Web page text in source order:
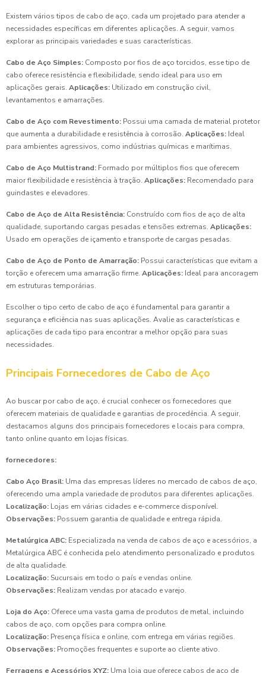
Existem vários tipos de cabo de aço, cada um projetado para atender a
necessidades específicas em diferentes aplicações. A seguir, vamos
explorar as principais variedades e suas características.
Cabo de Aço Simples: Composto por fios de aço torcidos, esse tipo de
cabo oferece resistência e flexibilidade, sendo ideal para uso em
aplicações gerais. Aplicações: Utilizado em construção civil,
levantamentos e amarrações.
Cabo de Aço com Revestimento: Possui uma camada de material protetor
que aumenta a durabilidade e resistência à corrosão. Aplicações: Ideal
para ambientes agressivos, como indústrias químicas e marítimas.
Cabo de Aço Multistrand: Formado por múltiplos fios que oferecem
maior flexibilidade e resistência à tração. Aplicações: Recomendado para
guindastes e elevadores.
Cabo de Aço de Alta Resistência: Construído com fios de aço de alta
qualidade, suportando cargas pesadas e tensões extremas. Aplicações:
Usado em operações de içamento e transporte de cargas pesadas.
Cabo de Aço de Ponto de Amarração: Possui características que evitam a
torção e oferecem uma amarração firme. Aplicações: Ideal para ancoragem
em estruturas temporárias.
Escolher o tipo certo de cabo de aço é fundamental para garantir a
segurança e eficiência nas suas aplicações. Avalie as características e
aplicações de cada tipo para encontrar a melhor opção para suas
necessidades.
Principais Fornecedores de Cabo de Aço
Ao buscar por cabo de aço, é crucial conhecer os fornecedores que
oferecem materiais de qualidade e garantias de procedência. A seguir,
destacamos alguns dos principais fornecedores e locais para compra,
tanto online quanto em lojas físicas.
fornecedores:
Cabo Aço Brasil: Uma das empresas líderes no mercado de cabos de aço,
oferecendo uma ampla variedade de produtos para diferentes aplicações.
Localização: Lojas em várias cidades e e-commerce disponível.
Observações: Possuem garantia de qualidade e entrega rápida.
Metalúrgica ABC: Especializada na venda de cabos de aço e acessórios, a
Metalúrgica ABC é conhecida pelo atendimento personalizado e produtos
de alta qualidade.
Localização: Sucursais em todo o país e vendas online.
Observações: Realizam vendas por atacado e varejo.
Loja do Aço: Oferece uma vasta gama de produtos de metal, incluindo
cabos de aço, com opções para compra online.
Localização: Presença física e online, com entrega em várias regiões.
Observações: Promoções frequentes e suporte ao cliente ativo.
Ferragens e Acessórios XYZ: Uma loja que oferece cabos de aço de